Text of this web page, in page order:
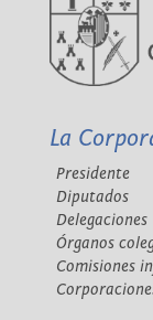
La
Presidente
Diputados
Delegaciones
Órganos
Comisiones